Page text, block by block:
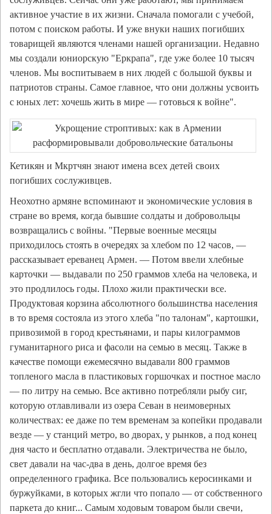
активное участие в их жизни. Сначала помогали с учебой,
потом с поиском работы. И уже внуки наших погибших
товарищей являются членами нашей организации. Недавно
мы создали юниорскую "Еркрапа", где уже более 10 тысяч
членов. Мы воспитываем в них людей с большой буквы и
патриотов страны. Самое главное, что они должны усвоить
с юных лет: хочешь жить в мире — готовься к войне".
Кетикян и Мкртчян знают имена всех детей своих
погибших сослуживцев.
Неохотно армяне вспоминают и экономические условия в
стране во время, когда бывшие солдаты и добровольцы
возвращались с войны. "Первые военные месяцы
приходилось стоять в очередях за хлебом по 12 часов, —
рассказывает ереванец Армен. — Потом ввели хлебные
карточки — выдавали по 250 граммов хлеба на человека, и
это продлилось годы. Плохо жили практически все.
Продуктовая корзина абсолютного большинства населения
в то время состояла из этого хлеба "по талонам", картошки,
привозимой в город крестьянами, и пары килограммов
гуманитарного риса и фасоли на семью в месяц. Также в
качестве помощи ежемесячно выдавали 800 граммов
топленого масла в пластиковых горшочках и постное масло
— по литру на семью. Все активно потребляли рыбу сиг,
которую отлавливали из озера Севан в неимоверных
количествах: ее даже по тем временам за копейки продавали
везде — у станций метро, во дворах, у рынков, а под конец
дня часто и бесплатно отдавали. Электричества не было,
свет давали на час-два в день, долгое время без
определенного графика. Все пользовались керосинками и
буржуйками, в которых жгли что попало — от собственного
паркета до книг... Самым ходовым товаром были свечи,